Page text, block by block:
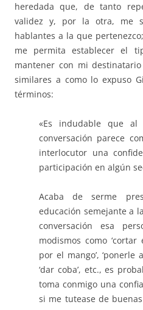
heredada que, de tanto
validez y, por la otra, me
hablantes a la que
me permita establecer el
mantener con mi
similares a como lo expuso
términos:
«Es indudable que al
conversación parece
interlocutor una
participación en algún
Acaba de serme
educación semejante a
conversación esa
modismos como ‘cortar
por el mango’, ‘ponerle
‘dar coba’, etc., es
toma conmigo una
si me tutease de